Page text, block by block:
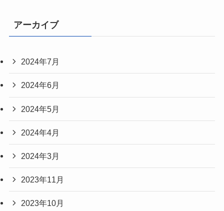
アーカイブ
2024年7月
2024年6月
2024年5月
2024年4月
2024年3月
2023年11月
2023年10月